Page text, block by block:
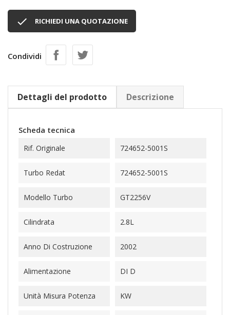
 RICHIEDI UNA QUOTAZIONE
Condividi
Dettagli del prodotto Descrizione
Scheda tecnica
Rif. Originale 724652-5001S
Turbo Redat 724652-5001S
Modello Turbo GT2256V
Cilindrata 2.8L
Anno Di Costruzione 2002
Alimentazione DI D
Unità Misura Potenza KW